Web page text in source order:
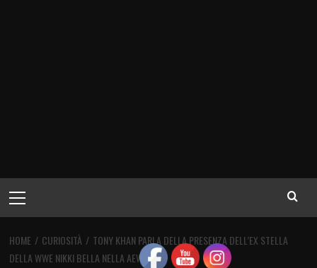
principale
HOME CURIOSITÀ
TONY KHAN PARLA DELLA PRESENZA DELL’EX STELLA
DELLA WWE NIKKI BELLA NELLA AEW